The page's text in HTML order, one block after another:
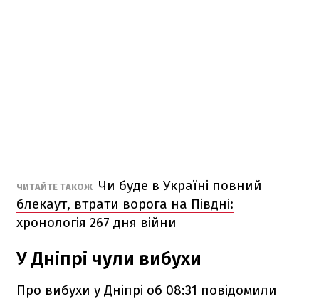
ЧИТАЙТЕ ТАКОЖ Чи буде в Україні повний
блекаут, втрати ворога на Півдні:
хронологія 267 дня війни
У Дніпрі чули вибухи
Про вибухи у Дніпрі об 08:31 повідомили